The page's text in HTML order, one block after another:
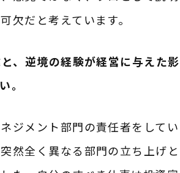
欠だと考えています。
と、逆境の経験が経営に与えた影
。
ジメント部門の責任者をしてい
然全く異なる部門の立ち上げと